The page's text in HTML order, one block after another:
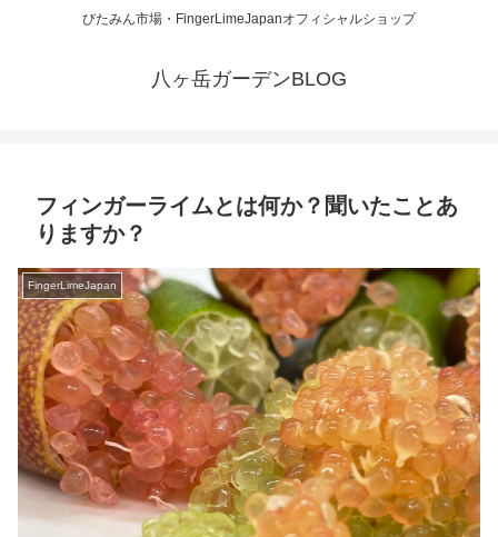
びたみん市場・FingerLimeJapanオフィシャルショップ
八ヶ岳ガーデンBLOG
フィンガーライムとは何か？聞いたことあ
りますか？
FingerLimeJapan